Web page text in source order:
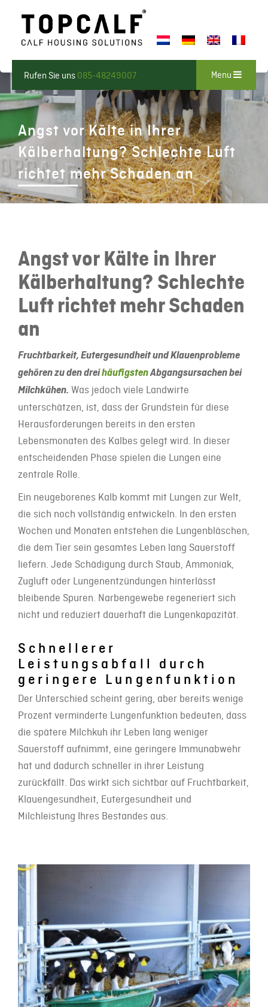
Rufen Sie uns 085-48249007 Menu
Angst vor Kälte in Ihrer
Kälberhaltung? Schlechte Luft
richtet mehr Schaden an
Angst vor Kälte in Ihrer
Kälberhaltung? Schlechte
Luft richtet mehr Schaden
an
Fruchtbarkeit, Eutergesundheit und Klauenprobleme
gehören zu den dreihäufigstenAbgangsursachen bei
Milchkühen. Was jedoch viele Landwirte
unterschätzen, ist, dass der Grundstein für diese
Herausforderungen bereits in den ersten
Lebensmonaten des Kalbes gelegt wird. In dieser
entscheidenden Phase spielen die Lungen eine
zentrale Rolle.
Ein neugeborenes Kalb kommt mit Lungen zur Welt,
die sich noch vollständig entwickeln. In den ersten
Wochen und Monaten entstehen die Lungenbläschen,
die dem Tier sein gesamtes Leben lang Sauerstoff
liefern. Jede Schädigung durch Staub, Ammoniak,
Zugluft oder Lungenentzündungen hinterlässt
bleibende Spuren. Narbengewebe regeneriert sich
nicht und reduziert dauerhaft die Lungenkapazität.
Schnellerer
Leistungsabfall durch
geringere Lungenfunktion
Der Unterschied scheint gering, aber bereits wenige
Prozent verminderte Lungenfunktion bedeuten, dass
die spätere Milchkuh ihr Leben lang weniger
Sauerstoff aufnimmt, eine geringere Immunabwehr
hat und dadurch schneller in ihrer Leistung
zurückfällt. Das wirkt sich sichtbar auf Fruchtbarkeit,
Klauengesundheit, Eutergesundheit und
Milchleistung Ihres Bestandes aus.